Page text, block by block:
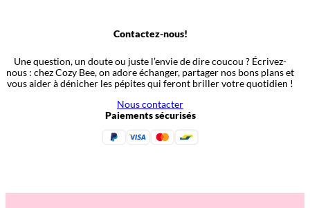
Contactez-nous!
Une question, un doute ou juste l’envie de dire coucou ? Écrivez-
nous : chez Cozy Bee, on adore échanger, partager nos bons plans et
vous aider à dénicher les pépites qui feront briller votre quotidien !
Nous contacter
Paiements sécurisés